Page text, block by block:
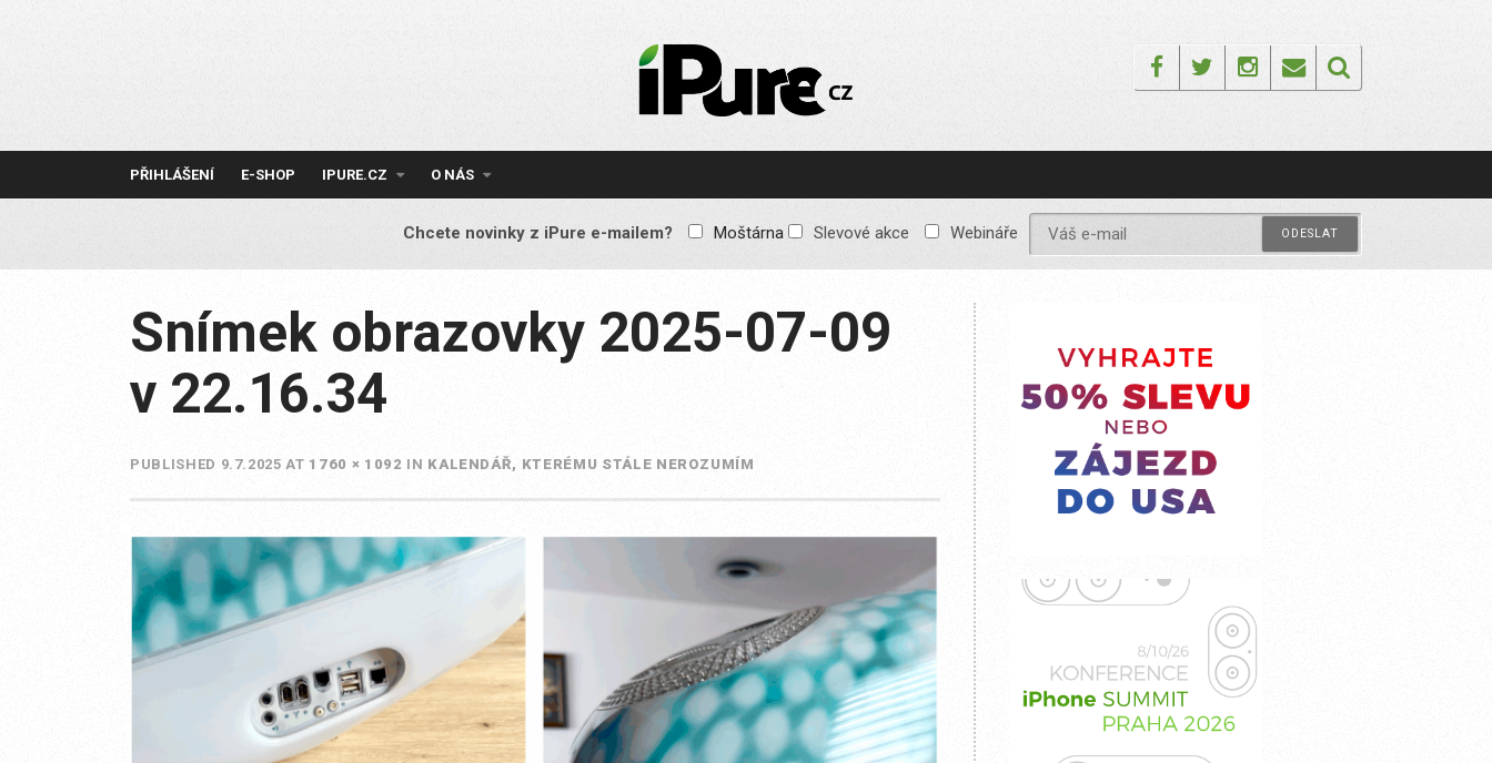
IPURE.CZ
Prémiový Apple e-
reklamy, žádné
obsah pro všechny
každodenního života.
FacebookTwitterInstagram
Email
PŘIHLÁŠENÍ E-SHOP IPURE.CZ O NÁS
Chcete novinky z iPure e-mailem? Moštárna Slevové akce Webináře
Snímek obrazovky 2025-07-09
v 22.16.34
PUBLISHED 9.7.2025 AT 1760 × 1092 IN KALENDÁŘ, KTERÉMU STÁLE NEROZUMÍM